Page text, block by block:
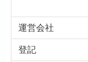
運営会社
登記